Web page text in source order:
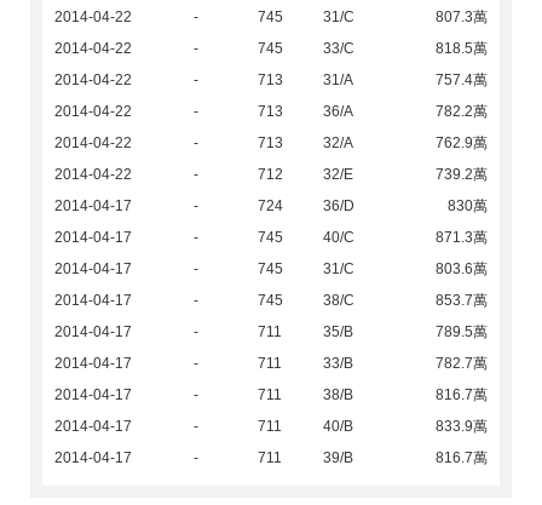
2014-04-22
- 745 31/C
807.3萬
2014-04-22
- 745 33/C
818.5萬
2014-04-22
- 713 31/A
757.4萬
2014-04-22
- 713 36/A
782.2萬
2014-04-22
- 713 32/A
762.9萬
2014-04-22
- 712 32/E
739.2萬
2014-04-17
- 724 36/D
830萬
2014-04-17
- 745 40/C
871.3萬
2014-04-17
- 745 31/C
803.6萬
2014-04-17
- 745 38/C
853.7萬
2014-04-17
- 711 35/B
789.5萬
2014-04-17
- 711 33/B
782.7萬
2014-04-17
- 711 38/B
816.7萬
2014-04-17
- 711 40/B
833.9萬
2014-04-17
- 711 39/B 816.7萬